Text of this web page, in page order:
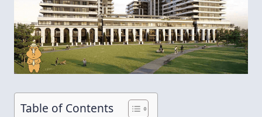
Table of Contents